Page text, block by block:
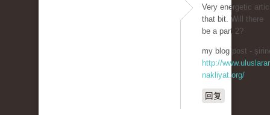
Very energetic
that bit. Will there
be a part 2?
my blog post -
http://
nakliyat.org/
回复